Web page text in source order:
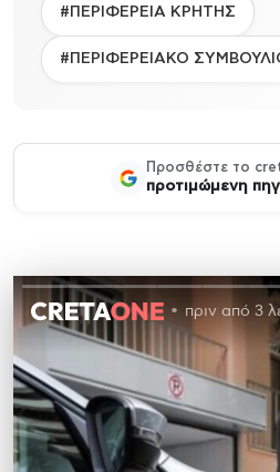
#ΠΕΡΙΦΕΡΕΙΑ ΚΡΗΤΗΣ
#ΠΕΡΙΦΕΡΕΙΑΚΟ
Προσθέστε το
προτιμώμενη
πριν από 3